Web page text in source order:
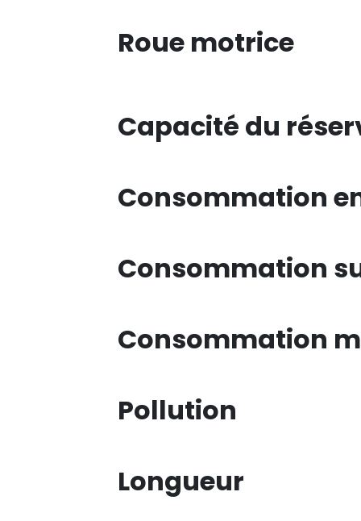
Roue motrice
Capacité du
Consommation
Consommation
Consommation
Pollution
Longueur